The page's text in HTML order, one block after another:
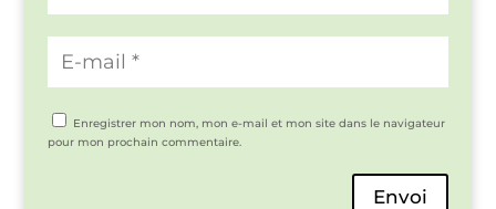
Enregistrer mon nom, mon e-mail et mon site dans le navigateur
pour mon prochain commentaire.
Envoi